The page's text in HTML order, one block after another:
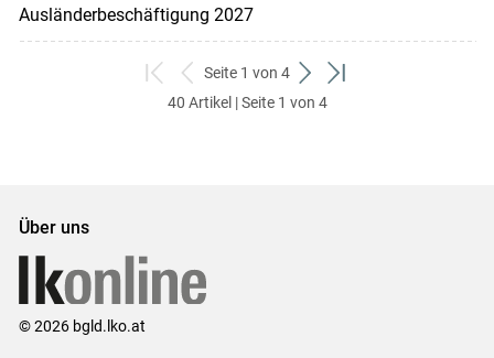
Ausländerbeschäftigung 2027
zum
ersten
zurück
zum
Seite 1 von 4
weiter
zum
zum
40 Artikel | Seite 1 von 4
Über uns
© 2026 bgld.lko.at